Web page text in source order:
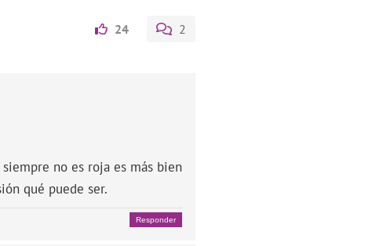
24 2
no es roja es más bien
qué puede ser.
Responder